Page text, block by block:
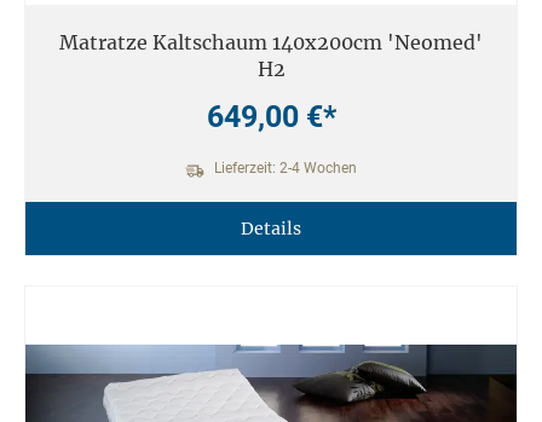
Matratze Kaltschaum 140x200cm 'Neomed'
H2
649,00 €*
Lieferzeit: 2-4 Wochen
Details